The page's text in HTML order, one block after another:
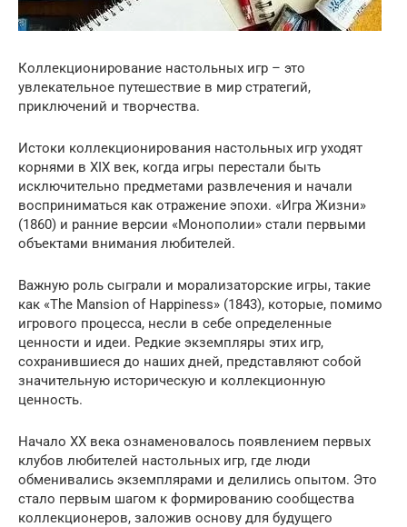
Коллекционирование настольных игр – это
увлекательное путешествие в мир стратегий,
приключений и творчества.
Истоки коллекционирования настольных игр уходят
корнями в XIX век, когда игры перестали быть
исключительно предметами развлечения и начали
восприниматься как отражение эпохи. «Игра Жизни»
(1860) и ранние версии «Монополии» стали первыми
объектами внимания любителей.
Важную роль сыграли и морализаторские игры, такие
как «The Mansion of Happiness» (1843), которые, помимо
игрового процесса, несли в себе определенные
ценности и идеи. Редкие экземпляры этих игр,
сохранившиеся до наших дней, представляют собой
значительную историческую и коллекционную
ценность.
Начало XX века ознаменовалось появлением первых
клубов любителей настольных игр, где люди
обменивались экземплярами и делились опытом. Это
стало первым шагом к формированию сообщества
коллекционеров, заложив основу для будущего